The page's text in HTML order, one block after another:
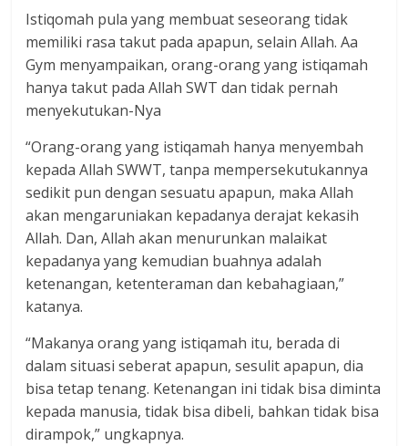
Istiqomah pula yang membuat seseorang tidak
memiliki rasa takut pada apapun, selain Allah. Aa
Gym menyampaikan, orang-orang yang istiqamah
hanya takut pada Allah SWT dan tidak pernah
menyekutukan-Nya
“Orang-orang yang istiqamah hanya menyembah
kepada Allah SWWT, tanpa mempersekutukannya
sedikit pun dengan sesuatu apapun, maka Allah
akan mengaruniakan kepadanya derajat kekasih
Allah. Dan, Allah akan menurunkan malaikat
kepadanya yang kemudian buahnya adalah
ketenangan, ketenteraman dan kebahagiaan,”
katanya.
“Makanya orang yang istiqamah itu, berada di
dalam situasi seberat apapun, sesulit apapun, dia
bisa tetap tenang. Ketenangan ini tidak bisa diminta
kepada manusia, tidak bisa dibeli, bahkan tidak bisa
dirampok,” ungkapnya.